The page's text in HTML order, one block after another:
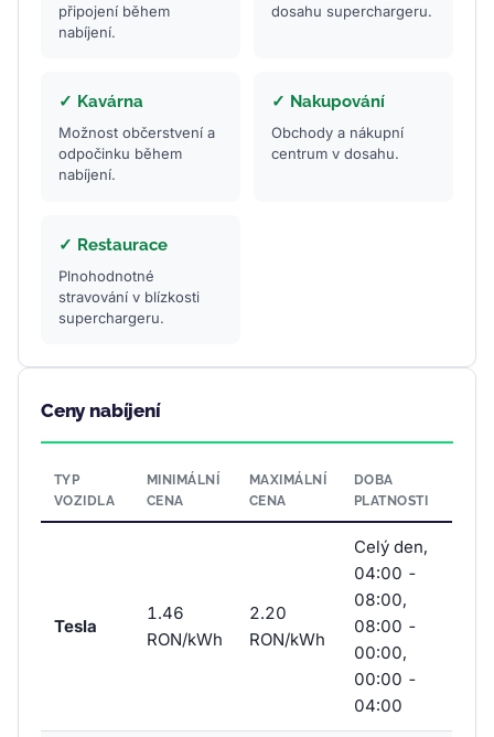
připojení během
nabíjení.
dosahu superchargeru.
✓ Kavárna
Možnost občerstvení a
odpočinku během
nabíjení.
✓ Nakupování
Obchody a nákupní
centrum v dosahu.
✓ Restaurace
Plnohodnotné
stravování v blízkosti
superchargeru.
Ceny nabíjení
TYP
VOZIDLA
MINIMÁLNÍ
CENA
MAXIMÁLNÍ
CENA
DOBA
PLATNOSTI
Tesla
1.46
RON/kWh
2.20
RON/kWh
Celý den,
04:00 -
08:00,
08:00 -
00:00,
00:00 -
04:00